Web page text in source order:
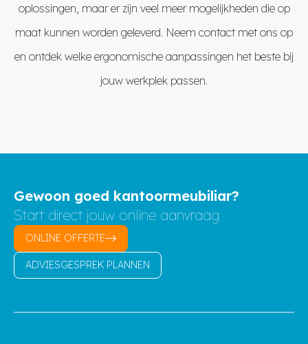
oplossingen, maar er zijn veel meer mogelijkheden die op
maat kunnen worden geleverd. Neem contactmet ons op
en ontdek welke ergonomische aanpassingen het beste bij
jouw werkplek passen.
Gewoon goed kantoormeubiliar?
Start direct jouw online aanvraag
ONLINE OFFERTE
ADVIESGESPREK PLANNEN